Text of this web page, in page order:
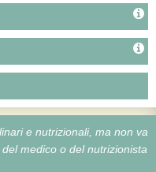
e nutrizionali, ma non va
medico o del nutrizionista